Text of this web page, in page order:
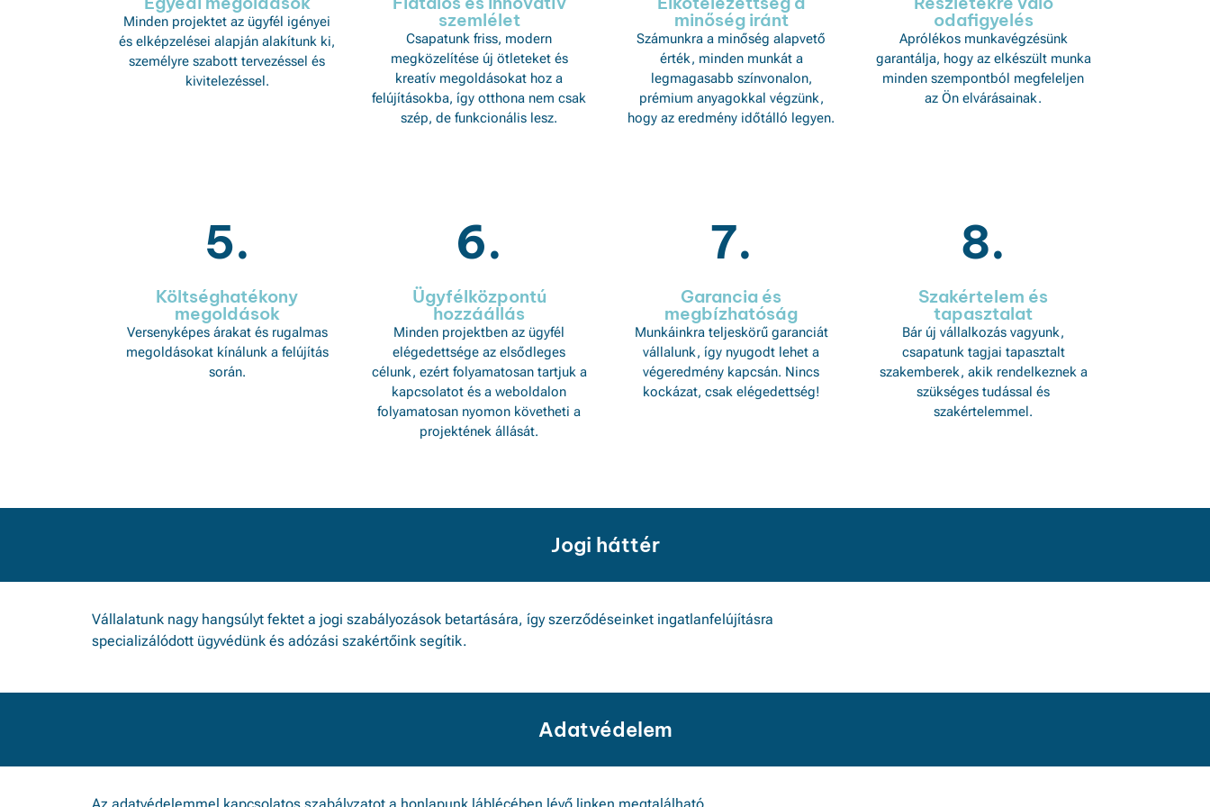
Minden projektet az ügyfél igényei
és elképzelései alapján alakítunk ki,
személyre szabott tervezéssel és
kivitelezéssel.
szemlélet
Csapatunk friss, modern
megközelítése új ötleteket és
kreatív megoldásokat hoz a
felújításokba, így otthona nem csak
szép, de funkcionális lesz.
minőség iránt
Számunkra a minőség alapvető
érték, minden munkát a
legmagasabb színvonalon,
prémium anyagokkal végzünk,
hogy az eredmény időtálló legyen.
odafigyelés
Aprólékos munkavégzésünk
garantálja, hogy az elkészült munka
minden szempontból megfeleljen
az Ön elvárásainak.
5.
Költséghatékony
megoldások
Versenyképes árakat és rugalmas
megoldásokat kínálunk a felújítás
során.
6.
Ügyfélközpontú
hozzáállás
Minden projektben az ügyfél
elégedettsége az elsődleges
célunk, ezért folyamatosan tartjuk a
kapcsolatot és a weboldalon
folyamatosan nyomon követheti a
projektének állását.
7.
Garancia és
megbízhatóság
Munkáinkra teljeskörű garanciát
vállalunk, így nyugodt lehet a
végeredmény kapcsán. Nincs
kockázat, csak elégedettség!
8.
Szakértelem és
tapasztalat
Bár új vállalkozás vagyunk,
csapatunk tagjai tapasztalt
szakemberek, akik rendelkeznek a
szükséges tudással és
szakértelemmel.
Jogi háttér
Vállalatunk nagy hangsúlyt fektet a jogi szabályozások betartására, így szerződéseinket ingatlanfelújításra
specializálódott ügyvédünk és adózási szakértőink segítik.
Adatvédelem